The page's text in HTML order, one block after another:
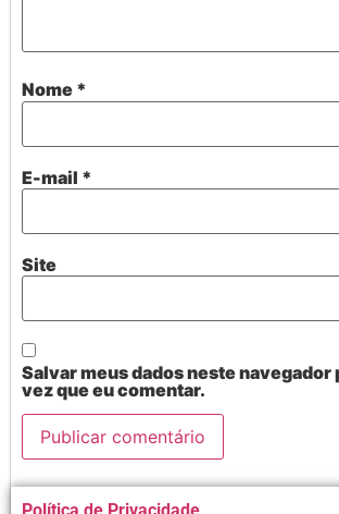
Nome *
E-mail *
Site
Salvar meus dados neste navegador
vez que eu comentar.
Alternative:
Política de Privacidade